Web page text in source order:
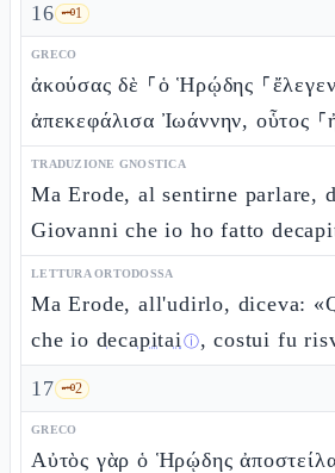
16 🗝️1
GRECO
ἀκούσας δὲ ⸀ὁ Ἡρῴδης
ἀπεκεφάλισα Ἰωάννην, οὗτος
TRADUZIONE GNOSTICA
Ma Erode, al sentirne parlare,
Giovanni che io ho fatto
LETTURA ORTODOSSA
Ma Erode, all'udirlo, diceva:
che io decapitaiⓘ, costui fu
17 🗝️2
GRECO
Αὐτὸς γὰρ ὁ Ἡρῴδης